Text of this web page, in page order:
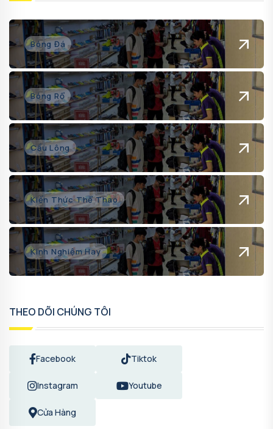
Bóng Đá
Bóng Rổ
Cầu Lông
Kiến Thức Thể Thao
Kinh Nghiệm Hay
THEO DÕI CHÚNG TÔI
Facebook Tiktok
Instagram Youtube
Cửa Hàng